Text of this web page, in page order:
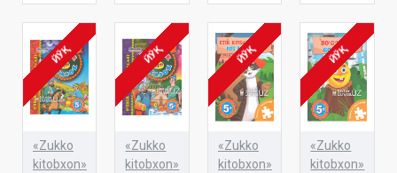
ЙЎҚ
«Zukko
kitobxon»
ЙЎҚ
«Zukko
kitobxon»
ЙЎҚ
«Zukko
kitobxon»
ЙЎҚ
«Zukko
kitobxon»